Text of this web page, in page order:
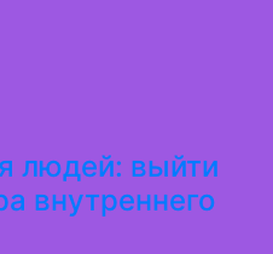
людей: выйти
внутреннего